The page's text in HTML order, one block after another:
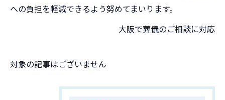
への負担を軽減できるよう努めてまいります。
大阪で葬儀のご相談に対応
対象の記事はございません